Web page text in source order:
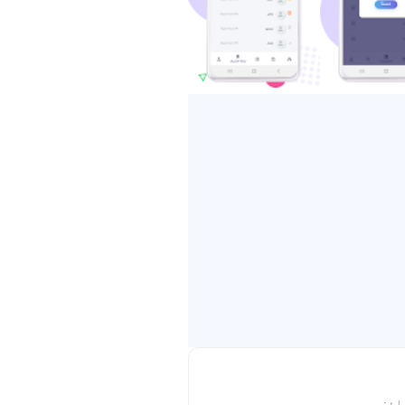
معظمنا يقرأ بسرعة ما بين 150 إلى 250 كلمة في الدقيقة، بينما تتيح القراءة السريعة إمكانية الوصول إلى 1000
وعن طريق دمج العين